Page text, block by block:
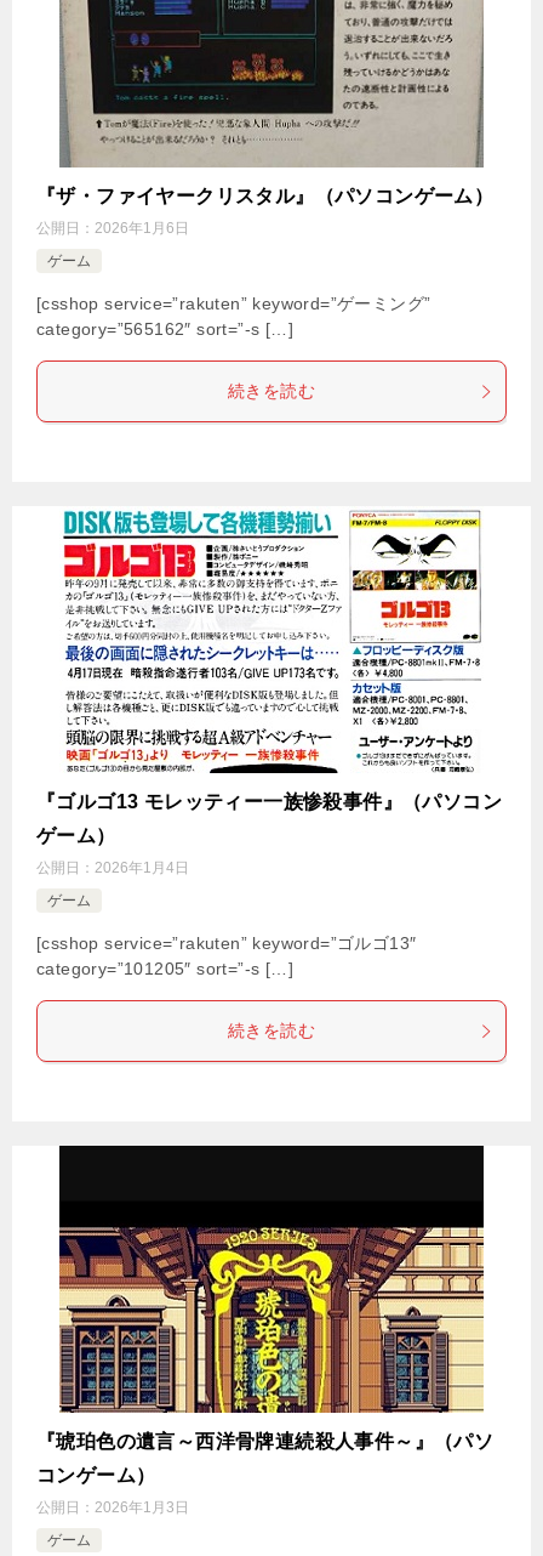
『ザ・ファイヤークリスタル』（パソコンゲーム）
公開日： 2026年1月6日
ゲーム
[csshop service=”rakuten” keyword=”ゲーミング”
category=”565162″ sort=”-s […]
続きを読む
『ゴルゴ13 モレッティー一族惨殺事件』（パソコン
ゲーム）
公開日： 2026年1月4日
ゲーム
[csshop service=”rakuten” keyword=”ゴルゴ13″
category=”101205″ sort=”-s […]
続きを読む
『琥珀色の遺言～西洋骨牌連続殺人事件～』（パソ
コンゲーム）
公開日： 2026年1月3日
ゲーム